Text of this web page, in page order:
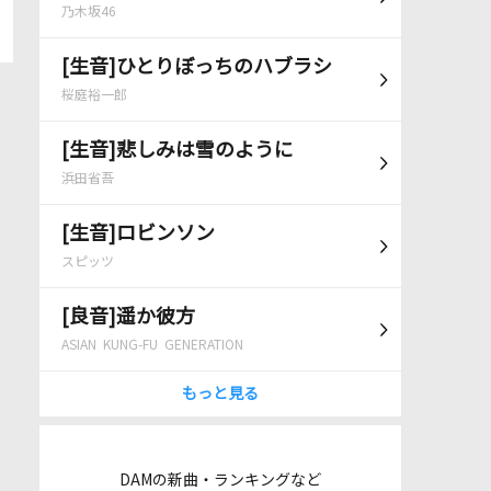
乃木坂46
[生音]ひとりぼっちのハブラシ
桜庭裕一郎
[生音]悲しみは雪のように
浜田省吾
[生音]ロビンソン
スピッツ
[良音]遥か彼方
ASIAN KUNG-FU GENERATION
もっと見る
DAMの新曲・ランキングなど